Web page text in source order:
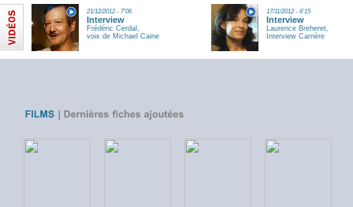
21/12/2012 - 7'06
Interview
Frédéric Cerdal,
voix de Michael Caine
17/11/2012 - 6'15
Interview
Laurence Breheret,
Interview Carrière